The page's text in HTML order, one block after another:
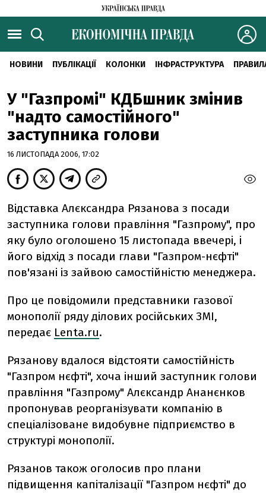
НОВИНИ ПУБЛІКАЦІЇ КОЛОНКИ ІНФРАСТРУКТУРА
У "Газпромі" КДБшник змінив
"надто самостійного"
заступника голови
16 ЛИСТОПАДА 2006, 17:02
Відставка Алєксандра Рязанова з посади
заступника голови правління "Газпрому", про
яку було оголошено 15 листопада ввечері, і
його відхід з посади глави "Газпром-нєфті"
пов'язані із зайвою самостійністю менеджера.
Про це повідомили представники газової
монополії ряду ділових російських ЗМІ,
передає Lenta.ru.
Рязанову вдалося відстояти самостійність
"Газпром нєфті", хоча інший заступник голови
правління "Газпрому" Алєксандр Ананєнков
пропонував реорганізувати компанію в
спеціалізоване видобувне підприємство в
структурі монополії.
Рязанов також оголосив про плани
підвищення капіталізації "Газпром нєфті" до